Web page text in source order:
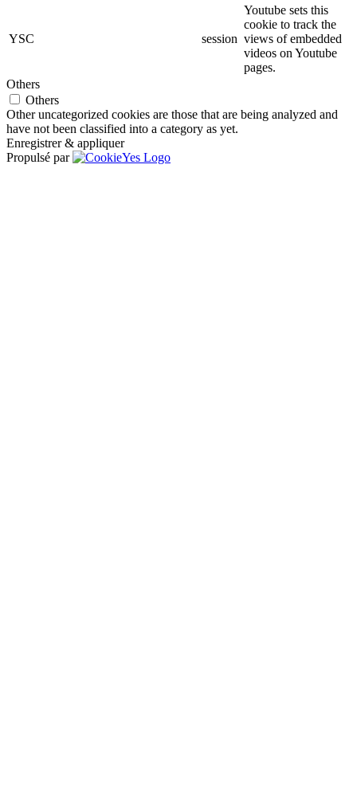
YSC session
Youtube sets this
cookie to track the
views of embedded
videos on Youtube
pages.
Others
Others
Other uncategorized cookies are those that are being analyzed and
have not been classified into a category as yet.
Enregistrer & appliquer
Propulsé par